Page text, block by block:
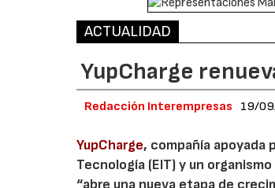
ACTUALIDAD
YupCharge
Redacción Interempresas 19/
YupCharge, compañía apoyada
Tecnología (EIT) y un
“abre una nueva etapa de